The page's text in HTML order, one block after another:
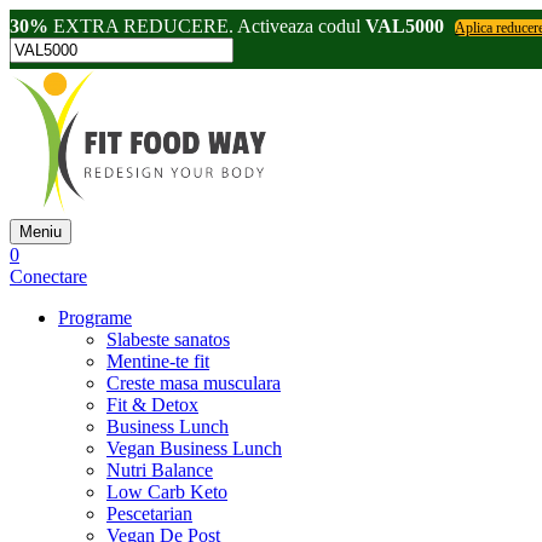
30% EXTRA REDUCERE. Activeaza codul VAL5000 Aplica
Meniu
0
Conectare
Programe
Slabeste sanatos
Mentine-te fit
Creste masa musculara
Fit & Detox
Business Lunch
Vegan Business Lunch
Nutri Balance
Low Carb Keto
Pescetarian
Vegan De Post